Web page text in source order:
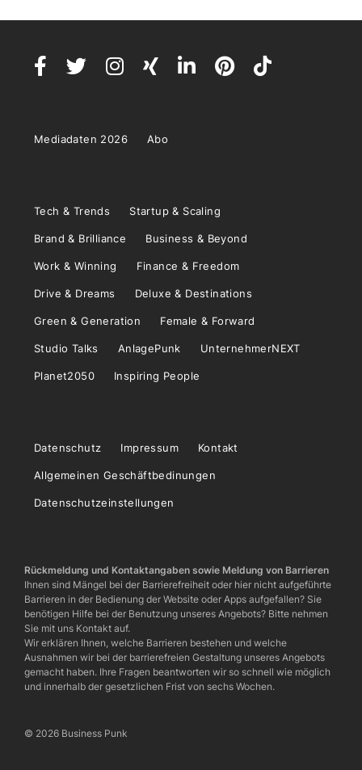
Mediadaten 2026 Abo
Tech & Trends Startup & Scaling
Brand & Brilliance Business & Beyond
Work & Winning Finance & Freedom
Drive & Dreams Deluxe & Destinations
Green & Generation Female & Forward
Studio Talks AnlagePunk UnternehmerNEXT
Planet2050 Inspiring People
Datenschutz Impressum Kontakt
Allgemeinen Geschäftbedinungen
Datenschutzeinstellungen
Rückmeldung und Kontaktangaben sowie Meldung von Barrieren
Ihnen sind Mängel bei der Barrierefreiheit oder hier nicht aufgeführte
Barrieren in der Bedienung der Website oder Apps aufgefallen? Sie
benötigen Hilfe bei der Benutzung unseres Angebots? Bitte nehmen
Sie mit uns Kontakt auf.
Wir erklären Ihnen, welche Barrieren bestehen und welche
Ausnahmen wir bei der barrierefreien Gestaltung unseres Angebots
gemacht haben. Ihre Fragen beantworten wir so schnell wie möglich
und innerhalb der gesetzlichen Frist von sechs Wochen.
© 2026 Business Punk